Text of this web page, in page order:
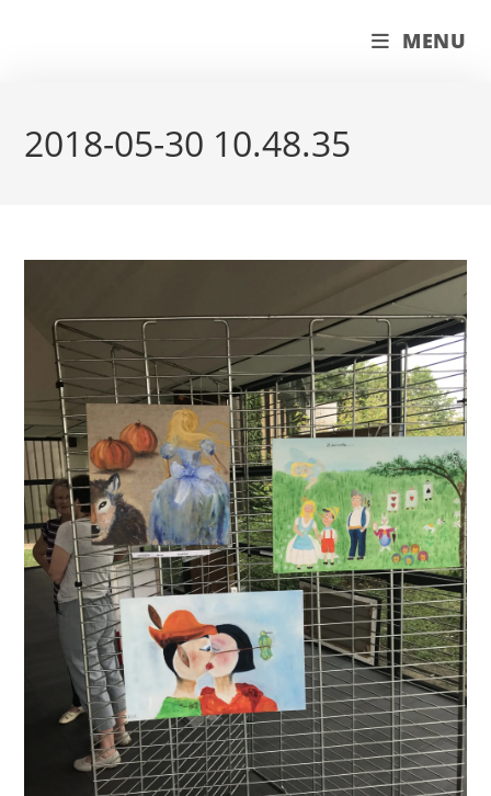
MENU
2018-05-30 10.48.35